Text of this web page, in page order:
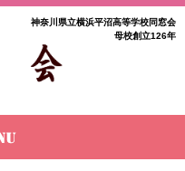
神奈川県立横浜平沼高等学校同窓会
母校創立126年